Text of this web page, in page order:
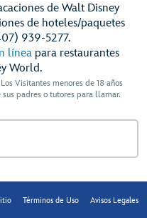
de Walt Disney
de hoteles/paquetes
939-5277.
líneapara restaurantes
World.
Visitantes menores de 18 años
padres o tutores para llamar.
Términos de Uso Avisos Legales